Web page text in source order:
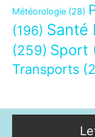
Météorologie (28)
(196) Santé
(259) Sport
Transports